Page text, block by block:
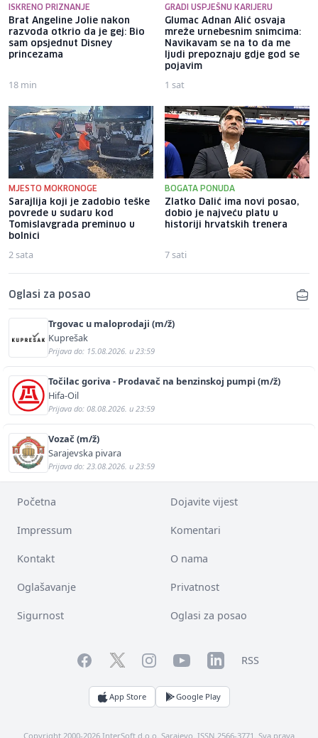
ISKRENO PRIZNANJE
Brat Angeline Jolie nakon
razvoda otkrio da je gej: Bio
sam opsjednut Disney
princezama
18 min
GRADI USPJEŠNU KARIJERU
Glumac Adnan Alić osvaja
mreže urnebesnim snimcima:
Navikavam se na to da me
ljudi prepoznaju gdje god se
pojavim
1 sat
MJESTO MOKRONOGE
Sarajlija koji je zadobio teške
povrede u sudaru kod
Tomislavgrada preminuo u
bolnici
2 sata
BOGATA PONUDA
Zlatko Dalić ima novi posao,
dobio je najveću platu u
historiji hrvatskih trenera
7 sati
Oglasi za posao
Trgovac u maloprodaji (m/ž)
Kuprešak
Prijava do: 15.08.2026. u 23:59
Točilac goriva - Prodavač na benzinskoj pumpi (m/ž)
Hifa-Oil
Prijava do: 08.08.2026. u 23:59
Vozač (m/ž)
Sarajevska pivara
Prijava do: 23.08.2026. u 23:59
Početna Dojavite vijest
Impressum Komentari
Kontakt O nama
Oglašavanje Privatnost
Sigurnost Oglasi za posao
FacebookTwitterInstagramYouTubeLinkedInRSS
App Store Google Play
Copyright 2000-2026 InterSoft d.o.o. Sarajevo. ISSN 2566-3771. Sva prava